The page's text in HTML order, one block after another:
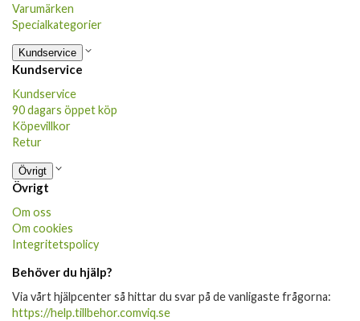
Varumärken
Specialkategorier
Kundservice
Kundservice
Kundservice
90 dagars öppet köp
Köpevillkor
Retur
Övrigt
Övrigt
Om oss
Om cookies
Integritetspolicy
Behöver du hjälp?
Via vårt hjälpcenter så hittar du svar på de vanligaste frågorna:
https://help.tillbehor.comviq.se